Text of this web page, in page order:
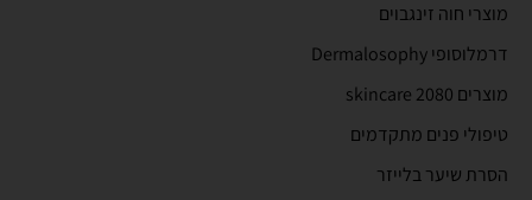
מוצרי חוה זינגבוים
דרמלוסופי Dermalosophy
מוצרים 2080 skincare
טיפולי פנים מתקדמים
הסרת שיער בלייזר